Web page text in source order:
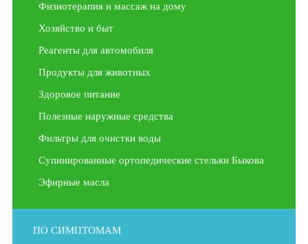
Физиотерапия и массаж на дому
Хозяйство и быт
Реагенты для автомобиля
Продукты для животных
Здоровое питание
Полезные наружные средства
Фильтры для очистки воды
Супинированные ортопедические стельки Быкова
Эфирные масла
ПО СИМПТОМАМ